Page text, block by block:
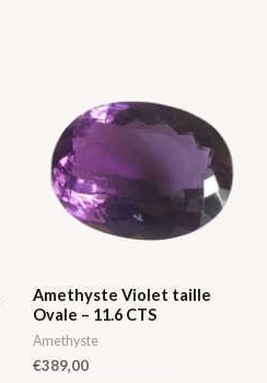
Amethyste Violet taille
Ovale – 11.6 CTS
Amethyste
€389,00